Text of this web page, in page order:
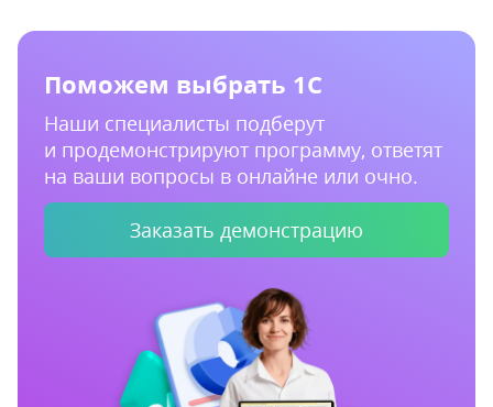
Поможем выбрать 1С
Наши специалисты подберут
и продемонстрируют программу, ответят
на ваши вопросы в онлайне или очно.
Заказать демонстрацию